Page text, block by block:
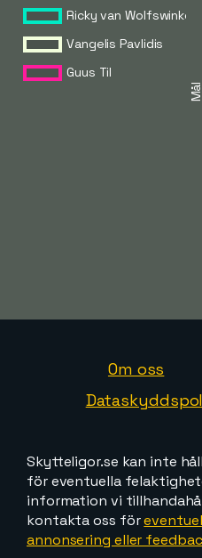
Om oss
Skytteligor.se kan inte
för eventuella
information vi
kontakta oss för
annonsering eller